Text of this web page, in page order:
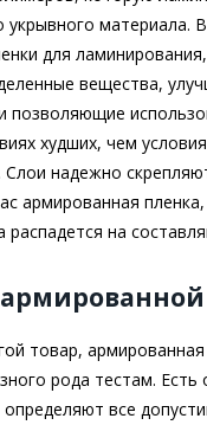
укрывного материала.
для
вещества,
позволяющие
худших, чем
Слои надежно
армированная
распадется на
товар, армированная
рода тестам. Есть
все